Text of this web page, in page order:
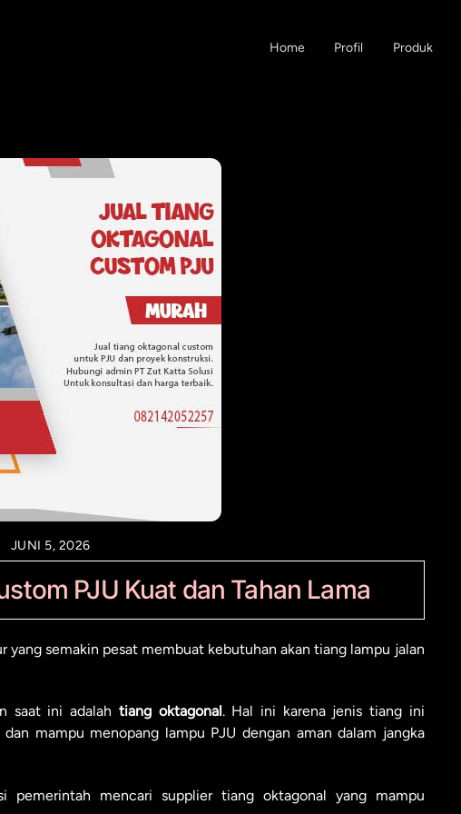
Home Profil Produk
JUNI 5, 2026
PJU Kuat dan Tahan Lama
yang semakin pesat membuat kebutuhan akan tiang lampu jalan
saat ini adalah tiang oktagonal. Hal ini karena jenis tiang ini
mampu menopang lampu PJU dengan aman dalam jangka
pemerintah mencari supplier tiang oktagonal yang mampu